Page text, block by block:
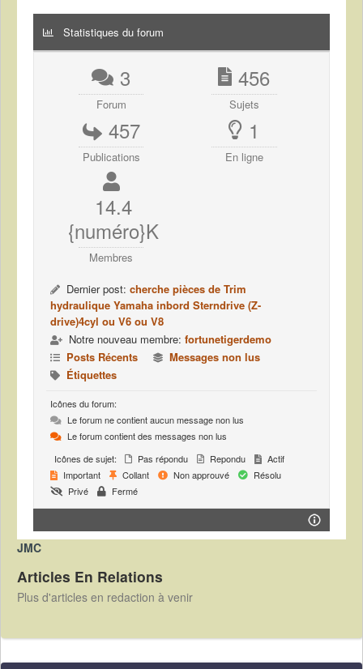
Statistiques du forum
3
Forum
456
Sujets
457
Publications
1
En ligne
14.4
{numéro}K
Membres
Dernier post: cherche pièces de Trim
hydraulique Yamaha inbord Sterndrive (Z-
drive)4cyl ou V6 ou V8
Notre nouveau membre: fortunetigerdemo
Posts Récents
Messages non lus
Étiquettes
Icônes du forum:
Le forum ne contient aucun message non lus
Le forum contient des messages non lus
Icônes de sujet:
Pas répondu Repondu
Actif
Important
Collant Non approuvé
Résolu
Privé
Fermé
JMC
Articles En Relations
Plus d'articles en redaction à venir